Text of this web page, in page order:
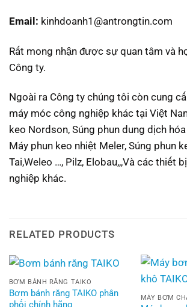
Email: kinhdoanh1@antrongtin.com
Rất mong nhận được sự quan tâm và
Công ty.
Ngoài ra Công ty chúng tôi còn cung
máy móc công nghiệp khác tại Việt
keo Nordson, Súng phun dung dịch
Máy phun keo nhiệt Meler, Súng phun
Tai,Weleo …, Pilz, Elobau,,,Và các thiết
nghiệp khác.
RELATED PRODUCTS
BƠM BÁNH RĂNG TAIKO
Bơm bánh răng TAIKO phân
phối chính hãng